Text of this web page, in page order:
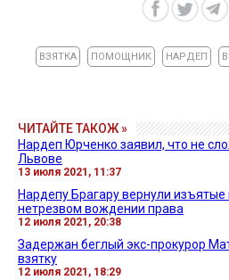
ВЗЯТКА ПОМОЩНИК НАРДЕП
ЧИТАЙТЕ ТАКОЖ »
Нардеп Юрченко заявил, что не
Львове
13 июля 2021, 11:37
Нардепу Брагару вернули
нетрезвом вождении права
12 июля 2021, 20:38
Задержан беглый экс-прокурор
взятку
12 июля 2021, 18:29